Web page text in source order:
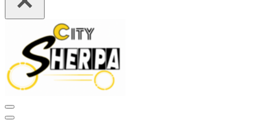
Menu
de
Menu